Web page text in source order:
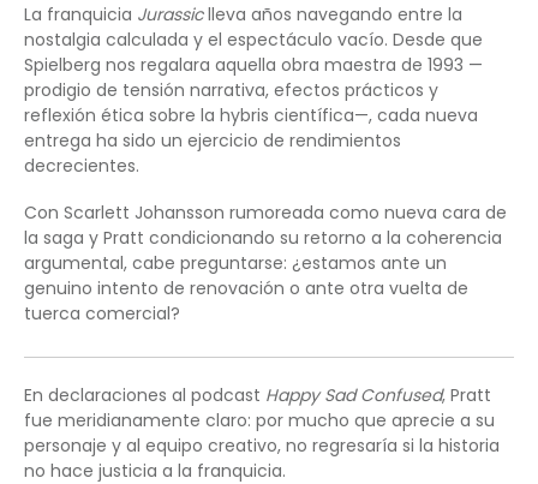
La franquicia Jurassiclleva años navegando entre la
nostalgia calculada y el espectáculo vacío. Desde que
Spielberg nos regalara aquella obra maestra de 1993 —
prodigio de tensión narrativa, efectos prácticos y
reflexión ética sobre la hybris científica—, cada nueva
entrega ha sido un ejercicio de rendimientos
decrecientes.
Con Scarlett Johansson rumoreada como nueva cara de
la saga y Pratt condicionando su retorno a la coherencia
argumental, cabe preguntarse: ¿estamos ante un
genuino intento de renovación o ante otra vuelta de
tuerca comercial?
En declaraciones al podcast Happy Sad Confused, Pratt
fue meridianamente claro: por mucho que aprecie a su
personaje y al equipo creativo, no regresaría si la historia
no hace justicia a la franquicia.